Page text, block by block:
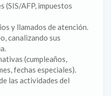
(SIS/AFP, impuestos
y llamados de atención.
canalizando sus
(cumpleaños,
fechas especiales).
las actividades del